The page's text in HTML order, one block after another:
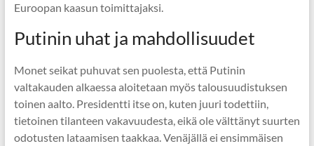
Euroopan kaasun toimittajaksi.
Putinin uhat ja mahdollisuudet
Monet seikat puhuvat sen puolesta, että Putinin
valtakauden alkaessa aloitetaan myös talousuudistuksen
toinen aalto. Presidentti itse on, kuten juuri todettiin,
tietoinen tilanteen vakavuudesta, eikä ole välttänyt suurten
odotusten lataamisen taakkaa. Venäjällä ei ensimmäisen